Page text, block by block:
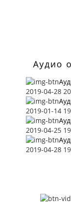
Аудио
2019-04-28
2019-01-14
2019-04-25
2019-04-28